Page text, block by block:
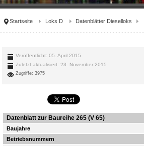
Startseite Loks D Datenblätter Dieselloks
Veröffentlicht: 05. April 2015
Zuletzt aktualisiert: 23. November 2015
Zugriffe: 3975
Datenblatt zur Baureihe 265 (V 65)
Baujahre
Betriebsnummern